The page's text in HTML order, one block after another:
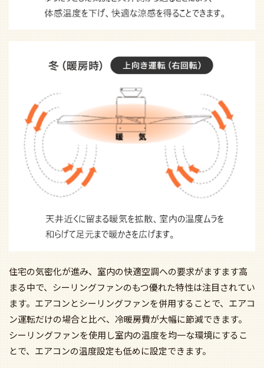
住宅の気密化が進み、室内の快適空調への要求がますます高
まる中で、シーリングファンのもつ優れた特性は注目されてい
ます。エアコンとシーリングファンを併用することで、エアコ
ン運転だけの場合と比べ、冷暖房費が大幅に節減できます。
シーリングファンを使用し室内の温度を均一な環境にするこ
とで、エアコンの温度設定も低めに設定できます。